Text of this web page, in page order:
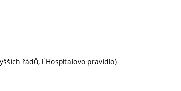
řádů, l ́Hospitalovo pravidlo)